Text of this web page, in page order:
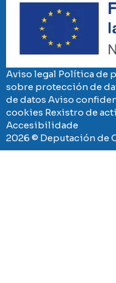
Aviso legal Política de
sobre protección de
de datos Aviso
cookies Rexistro de
Accesibilidade
2026 © Deputación de